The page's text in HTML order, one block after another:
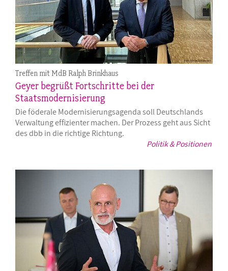
Politik & Positionen
Treffen mit MdB Ralph Brinkhaus
Geyer begrüßt Fortschritte bei der
Staatsmodernisierung
Die föderale Modernisierungsagenda soll Deutschlands
Verwaltung effizienter machen. Der Prozess geht aus Sicht
des dbb in die richtige Richtung.